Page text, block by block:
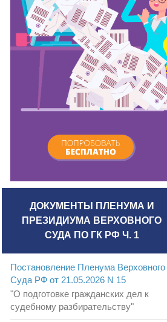
ДОКУМЕНТЫ ПЛЕНУМА И
ПРЕЗИДИУМА ВЕРХОВНОГО
СУДА ПО ГК РФ Ч. 1
Постановление Пленума Верховного
Суда РФ от 21.05.2026 N 15
"О подготовке гражданских дел к
судебному разбирательству"